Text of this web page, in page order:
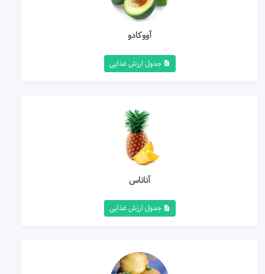
آووکادو
جدول ارزش غذایی
آناناس
جدول ارزش غذایی